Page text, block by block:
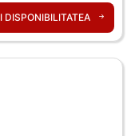
DISPONIBILITATEA